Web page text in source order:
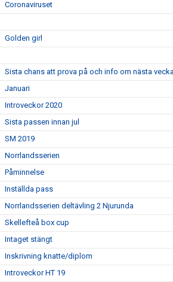
Coronaviruset
Golden girl
Sista chans att prova på och info om nästa
Januari
Introveckor 2020
Sista passen innan jul
SM 2019
Norrlandsserien
Påminnelse
Inställda pass
Norrlandsserien deltävling 2 Njurunda
Skellefteå box cup
Intaget stängt
Inskrivning knatte/diplom
Introveckor HT 19